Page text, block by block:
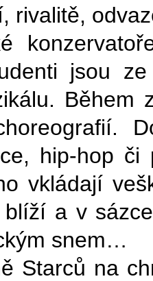
jsou
hip-hop či
vkládají
a v
snem…
Starců na